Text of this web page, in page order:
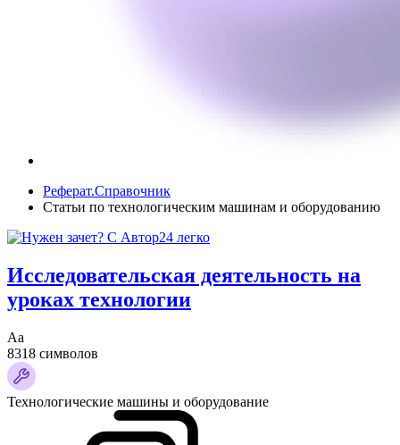
Реферат.Справочник
Статьи по технологическим машинам и оборудованию
Исследовательская деятельность на
уроках технологии
Аа
8318 символов
Технологические машины и оборудование